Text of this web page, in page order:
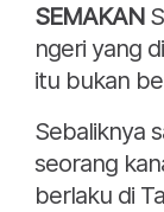
SEMAKAN
ngeri yang
itu bukan
Sebaliknya
seorang
berlaku di